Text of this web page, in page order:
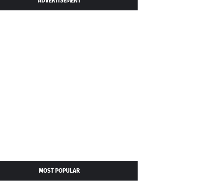
MOST POPULAR